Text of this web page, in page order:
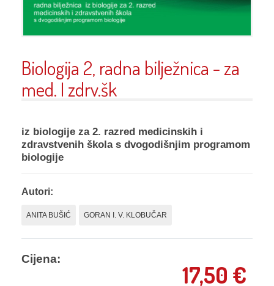
Biologija 2, radna bilježnica - za
med. I zdrv.šk
iz biologije za 2. razred medicinskih i
zdravstvenih škola s dvogodišnjim programom
biologije
Autori:
ANITA BUŠIĆ GORAN I. V. KLOBUČAR
Cijena:
17,50 €